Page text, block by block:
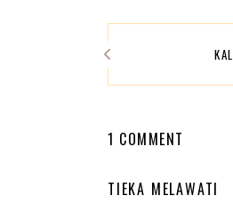
1 COMMENT
TIEKA MELAWATI